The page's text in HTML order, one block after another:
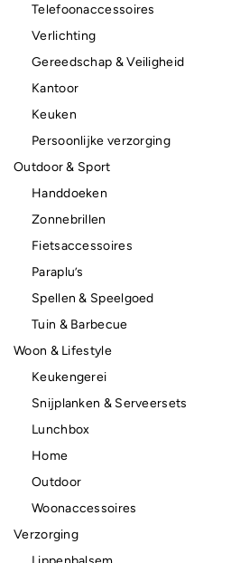
Telefoonaccessoires
Verlichting
Gereedschap & Veiligheid
Kantoor
Keuken
Persoonlijke verzorging
Outdoor & Sport
Handdoeken
Zonnebrillen
Fietsaccessoires
Paraplu’s
Spellen & Speelgoed
Tuin & Barbecue
Woon & Lifestyle
Keukengerei
Snijplanken & Serveersets
Lunchbox
Home
Outdoor
Woonaccessoires
Verzorging